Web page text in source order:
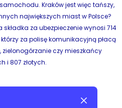
Kraków jest więc tańszy,
największych miast w Polsce?
za ubezpieczenie wynosi 714
za polisę komunikacyjną płacą
zielonogórzanie czy mieszkańcy
i 807 złotych.